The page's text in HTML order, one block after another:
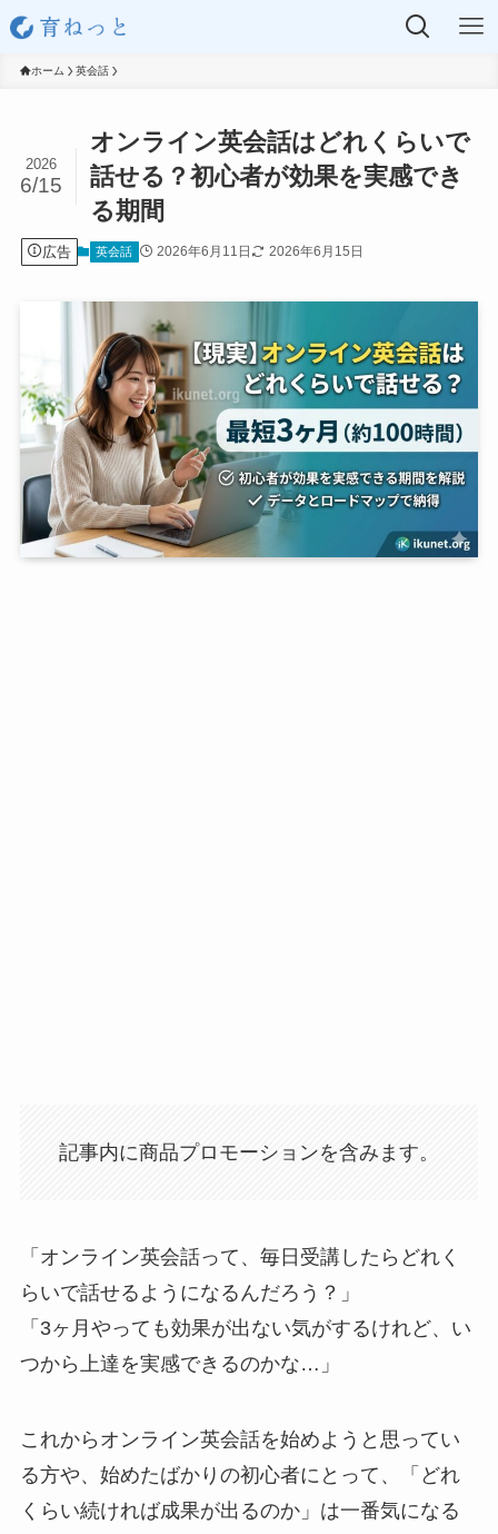
ホーム 英会話
オンライン英会話はどれくらいで
話せる？初心者が効果を実感でき
る期間
2026
6/15
広告 英会話 2026年6月11日 2026年6月15日
記事内に商品プロモーションを含みます。
「オンライン英会話って、毎日受講したらどれく
らいで話せるようになるんだろう？」
「3ヶ月やっても効果が出ない気がするけれど、い
つから上達を実感できるのかな…」
これからオンライン英会話を始めようと思ってい
る方や、始めたばかりの初心者にとって、「どれ
くらい続ければ成果が出るのか」は一番気になる